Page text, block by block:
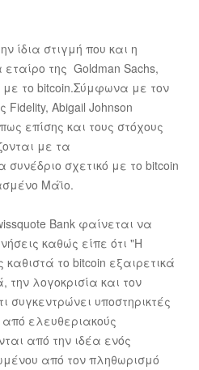
ίδια στιγμή που και η
εταίρο της Goldman Sachs,
με το bitcoin.Σύμφωνα με τον
Fidelity, Abigail Johnson
επίσης και τους στόχους
με τα
σχετικό με το bitcoin
Μάϊο.
Bank φαίνεται να
καθώς είπε ότι "Η
το bitcoin εξαιρετικά
την λογοκρισία και τον
συγκεντρώνει υποστηρικτές
ελευθεριακούς
από την ιδέα ενός
από τον πληθωρισμό